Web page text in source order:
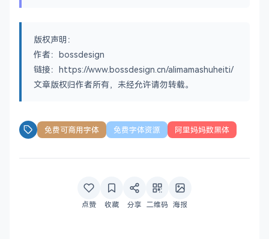
版权声明：
作者：bossdesign
链接：https://www.bossdesign.cn/alimamashuheiti/
文章版权归作者所有，未经允许请勿转载。
免费可商用字体 免费字体资源 阿里妈妈数黑体
点赞 收藏 分享 二维码 海报